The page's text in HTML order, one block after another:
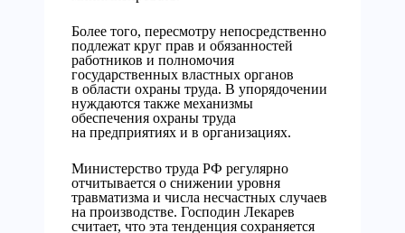
Более того, пересмотру непосредственно
подлежат круг прав и обязанностей
работников и полномочия
государственных властных органов
в области охраны труда. В упорядочении
нуждаются также механизмы
обеспечения охраны труда
на предприятиях и в организациях.
Министерство труда РФ регулярно
отчитывается о снижении уровня
травматизма и числа несчастных случаев
на производстве. Господин Лекарев
считает, что эта тенденция сохраняется